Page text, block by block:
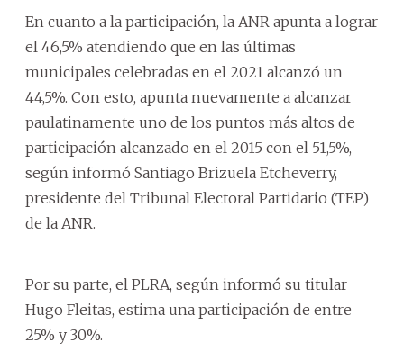
En cuanto a la participación, la ANR apunta a lograr
el 46,5% atendiendo que en las últimas
municipales celebradas en el 2021 alcanzó un
44,5%. Con esto, apunta nuevamente a alcanzar
paulatinamente uno de los puntos más altos de
participación alcanzado en el 2015 con el 51,5%,
según informó Santiago Brizuela Etcheverry,
presidente del Tribunal Electoral Partidario (TEP)
de la ANR.
Por su parte, el PLRA, según informó su titular
Hugo Fleitas, estima una participación de entre
25% y 30%.